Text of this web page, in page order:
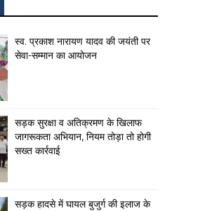
स्व. प्रकाश नारायण यादव की जयंती पर
सेवा-सम्मान का आयोजन
सड़क सुरक्षा व अतिक्रमण के खिलाफ
जागरूकता अभियान, नियम तोड़ा तो होगी
सख्त कार्रवाई
सड़क हादसे में घायल बुजुर्ग की इलाज के